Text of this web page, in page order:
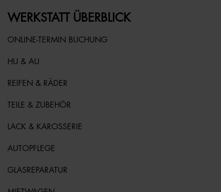
WERKSTATT ÜBERBLICK
ONLINE-TERMIN BUCHUNG
HU & AU
REIFEN & RÄDER
TEILE & ZUBEHÖR
LACK & KAROSSERIE
AUTOPFLEGE
GLASREPARATUR